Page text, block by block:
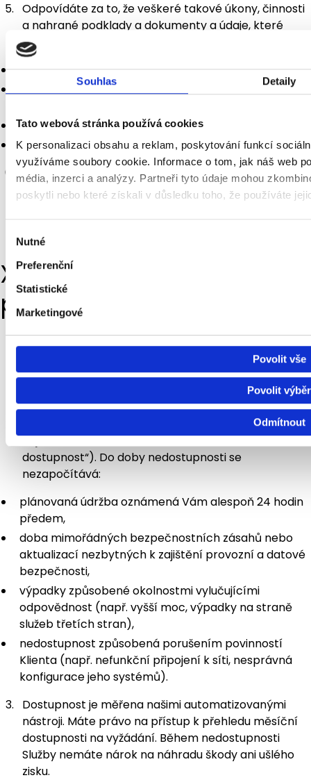
Souhlas Detaily
Tato webová stránka používá cookies
K personalizaci obsahu a reklam, poskytování funkcí
využíváme soubory cookie. Informace o tom, jak náš web
média, inzerci a analýzy. Partneři tyto údaje mohou
poskytli nebo které získali v důsledku toho, že používáte
Výběr
Nutné
Preferenční
Statistické
Marketingové
Povolit vše
Povolit výběr
Odmítnout
Odpovídáte za to, že veškeré takové úkony, činnosti
a nahrané podklady a dokumenty a údaje, které
jakkoliv nahrajete do Produktu:
nejsou v rozporu s právními předpisy,
nenarušují práva třetích osob (např. autorská práva,
neohrožují bezpečnost systému,
nejsou urážlivé, hanlivé, nepřístojné či jinak nemravné.
Zavazujete se zajistit, že se Vaši zaměstnanci a další
oprávněné osoby seznámí s pravidly užívání Služby a
zúčastní se školení a seznámení s funkcionalitami
budou tyto pravidla dodržovat.
XI. SLA, technická
podpora
Tento článek upravuje rozsah poskytovaných služeb
z hlediska jejich dostupnosti, odezvy při incidentu, a
rozsahu technické podpory. Představuje smluvní
Poskytovatelem a Klientem.
Usilujeme o zajištění dostupnosti Služby v rozsahu
nejméně 99,5 % za kalendářní měsíc („Garantovaná
dostupnost“). Do doby nedostupnosti se
nezapočítává:
plánovaná údržba oznámená Vám alespoň 24 hodin
předem,
doba mimořádných bezpečnostních zásahů nebo
aktualizací nezbytných k zajištění provozní a datové
bezpečnosti,
výpadky způsobené okolnostmi vylučujícími
odpovědnost (např. vyšší moc, výpadky na straně
služeb třetích stran),
nedostupnost způsobená porušením povinností
Klienta (např. nefunkční připojení k síti, nesprávná
konfigurace jeho systémů).
Dostupnost je měřena našimi automatizovanými
nástroji. Máte právo na přístup k přehledu měsíční
dostupnosti na vyžádání. Během nedostupnosti
Služby nemáte nárok na náhradu škody ani ušlého
zisku.